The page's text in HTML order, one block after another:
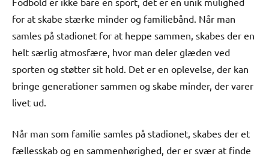
for at skabe stærke minder og familiebånd. Når man
samles på stadionet for at heppe sammen, skabes der en
helt særlig atmosfære, hvor man deler glæden ved
sporten og støtter sit hold. Det er en oplevelse, der kan
bringe generationer sammen og skabe minder, der varer
livet ud.
Når man som familie samles på stadionet, skabes der et
fællesskab og en sammenhørighed, der er svær at finde